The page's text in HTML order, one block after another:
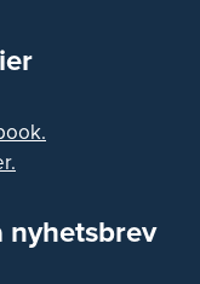
nyhetsbrev